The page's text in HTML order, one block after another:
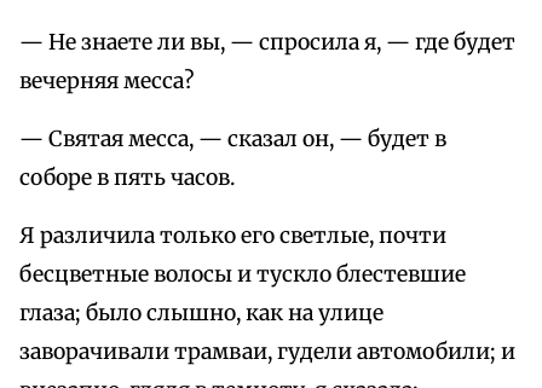
— Не знаете ли вы, — спросила я, — где будет
вечерняя месса?
— Святая месса, — сказал он, — будет в
соборе в пять часов.
Я различила только его светлые, почти
бесцветные волосы и тускло блестевшие
глаза; было слышно, как на улице
заворачивали трамваи, гудели автомобили; и